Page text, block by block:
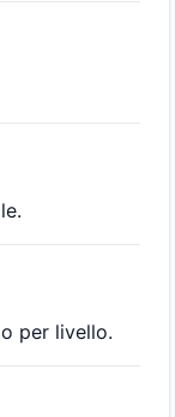
per livello.